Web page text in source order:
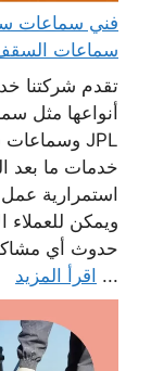
سماعات
تقدم شركتنا
أنواعها
خدمات ما بعد
استمرارية
ويمكن
حدوث أي
... اقرأ المزيد